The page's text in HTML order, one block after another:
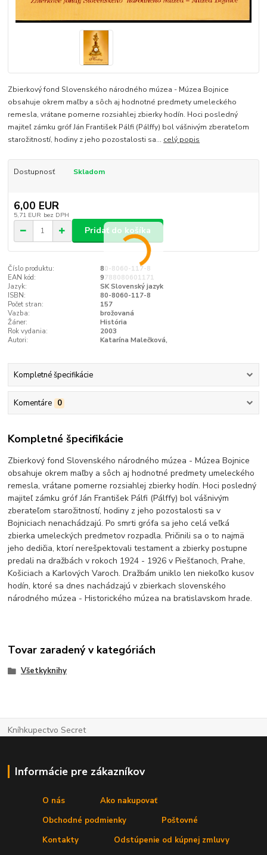
Zbierkový fond Slovenského národného múzea - Múzea Bojnice
obsahuje okrem maľby a sôch aj hodnotné predmety umeleckého
remesla, vrátane pomerne rozsiahlej zbierky hodín. Hoci posledný
majiteľ zámku gróf Ján František Pálfi (Pálffy) bol vášnivým zberateľom
starožitností, hodiny z jeho pozostalosti sa... celý popis
Dostupnosť Skladom
6,00 EUR
5,71 EUR bez DPH
Pridať do košíka
Číslo produktu:
80-8060-117-8
EAN kód:
9788080601171
Jazyk:
SK Slovenský jazyk
ISBN:
80-8060-117-8
Počet stran:
157
Vazba:
brožovaná
Žáner:
História
Rok vydania:
2003
Autori:
Katarína Malečková,
Kompletné špecifikácie
Komentáre 0
Kompletné špecifikácie
Zbierkový fond Slovenského národného múzea - Múzea Bojnice
obsahuje okrem maľby a sôch aj hodnotné predmety umeleckého
remesla, vrátane pomerne rozsiahlej zbierky hodín. Hoci posledný
majiteľ zámku gróf Ján František Pálfi (Pálffy) bol vášnivým
zberateľom starožitností, hodiny z jeho pozostalosti sa v
Bojniciach nenachádzajú. Po smrti grófa sa jeho celá veľká
zbierka umeleckých predmetov rozpadla. Pričinili sa o to najmä
jeho dedičia, ktorí nerešpektovali testament a zbierky postupne
predali na dražbách v rokoch 1924 - 1926 v Piešťanoch, Prahe,
Košiciach a Karlových Varoch. Dražbám uniklo len niekoľko kusov
hodín, ktoré sa dnes nachádzajú v zbierkach slovenského
národného múzea - Historického múzea na bratislavskom hrade.
Tovar zaradený v kategóriách
Všetkyknihy
Kníhkupectvo Secret
Informácie pre zákazníkov
O nás
Ako nakupovať
Obchodné podmienky
Poštovné
Kontakty
Odstúpenie od kúpnej zmluvy